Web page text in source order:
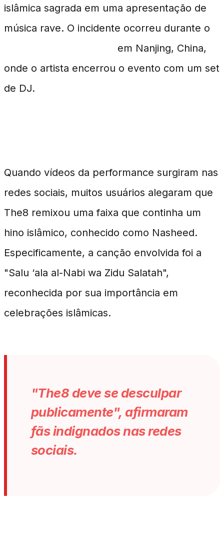
islâmica sagrada em uma apresentação de
música rave. O incidente ocorreu durante o
em Nanjing, China,
onde o artista encerrou o evento com um set
de DJ.
Quando vídeos da performance surgiram nas
redes sociais, muitos usuários alegaram que
The8 remixou uma faixa que continha um
hino islâmico, conhecido como Nasheed.
Especificamente, a canção envolvida foi a
"Salu ‘ala al-Nabi wa Zidu Salatah",
reconhecida por sua importância em
celebrações islâmicas.
"The8 deve se desculpar
publicamente", afirmaram
fãs indignados nas redes
sociais.